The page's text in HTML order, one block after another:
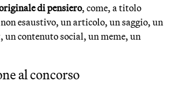
di pensiero, come, a titolo
esaustivo, un articolo, un saggio, un
contenuto social, un meme, un
al concorso